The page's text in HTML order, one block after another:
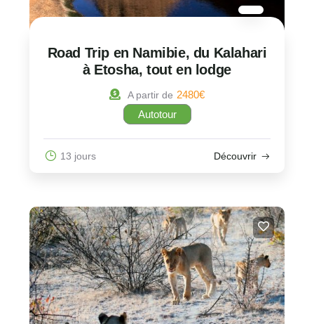
Road Trip en Namibie, du Kalahari
à Etosha, tout en lodge
A partir de 2480€
Autotour
13 jours Découvrir